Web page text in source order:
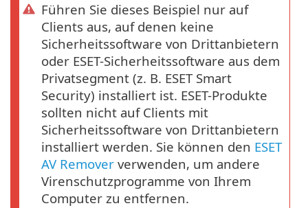
Führen Sie dieses Beispiel nur auf
Clients aus, auf denen keine
Sicherheitssoftware von Drittanbietern
oder ESET-Sicherheitssoftware aus dem
Privatsegment (z. B. ESET Smart
Security) installiert ist. ESET-Produkte
sollten nicht auf Clients mit
Sicherheitssoftware von Drittanbietern
installiert werden. Sie können den ESET
AV Remover verwenden, um andere
Virenschutzprogramme von Ihrem
Computer zu entfernen.